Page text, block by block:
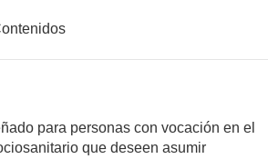
para personas con vocación en el
que deseen asumir